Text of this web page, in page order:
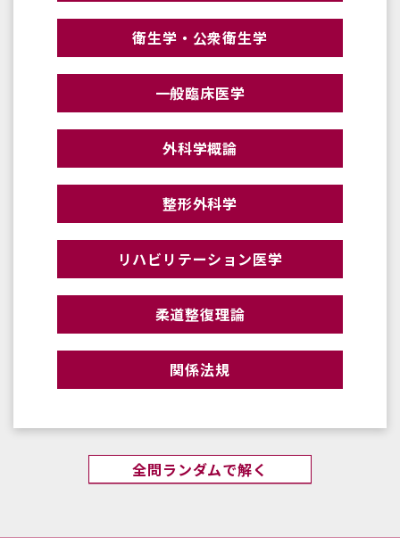
衛生学・公衆衛生学
一般臨床医学
外科学概論
整形外科学
リハビリテーション医学
柔道整復理論
関係法規
全問ランダムで解く